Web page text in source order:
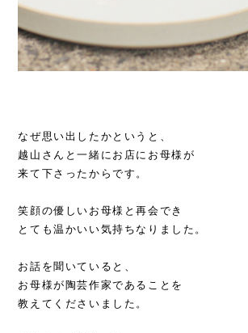
なぜ思い出したかというと、
越山さんと一緒にお店にお母様が
来て下さったからです。
笑顔の優しいお母様と再会でき
とても温かいい気持ちなりました。
お話を聞いていると、
お母様が陶芸作家であることを
教えてくださいました。